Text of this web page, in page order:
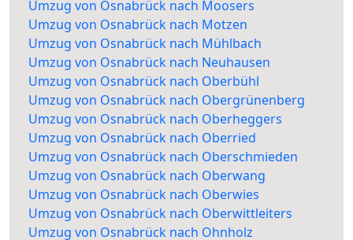
Umzug von Osnabrück nach Moosers
Umzug von Osnabrück nach Motzen
Umzug von Osnabrück nach Mühlbach
Umzug von Osnabrück nach Neuhausen
Umzug von Osnabrück nach Oberbühl
Umzug von Osnabrück nach Obergrünenberg
Umzug von Osnabrück nach Oberheggers
Umzug von Osnabrück nach Oberried
Umzug von Osnabrück nach Oberschmieden
Umzug von Osnabrück nach Oberwang
Umzug von Osnabrück nach Oberwies
Umzug von Osnabrück nach Oberwittleiters
Umzug von Osnabrück nach Ohnholz